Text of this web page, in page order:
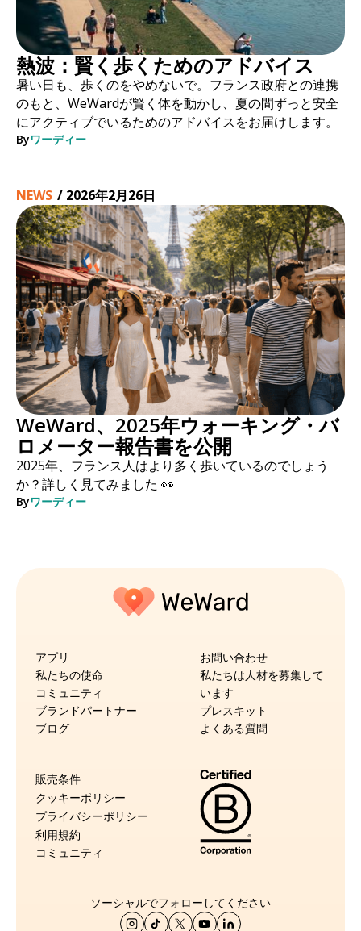
熱波：賢く歩くためのアドバイス
暑い日も、歩くのをやめないで。フランス政府との連携
のもと、WeWardが賢く体を動かし、夏の間ずっと安全
にアクティブでいるためのアドバイスをお届けします。
Byワーディー
NEWS / 2026年2月26日
WeWard、2025年ウォーキング・バ
ロメーター報告書を公開
2025年、フランス人はより多く歩いているのでしょう
か？詳しく見てみました 👀
Byワーディー
アプリ
私たちの使命
コミュニティ
ブランドパートナー
ブログ
お問い合わせ
私たちは人材を募集して
います
プレスキット
よくある質問
販売条件
クッキーポリシー
プライバシーポリシー
利用規約
コミュニティ
ソーシャルでフォローしてください